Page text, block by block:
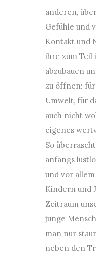
anderen,
Gefühle und
Kontakt und
ihre zum Teil
abzubauen
zu öffnen:
Umwelt, für
auch nicht
eigenes
So
anfangs
und vor
Kindern und
Zeitraum
junge
man nur
neben den